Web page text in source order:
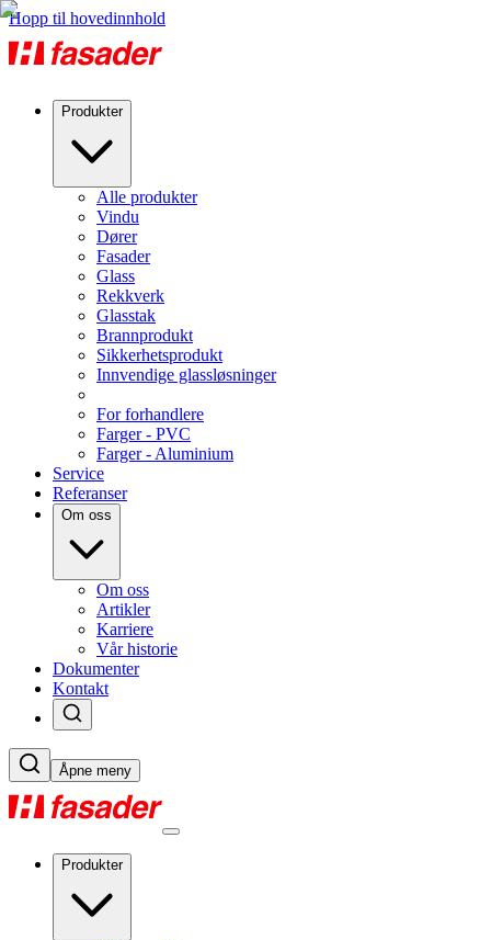
Hopp til hovedinnhold
Produkter
Alle produkter
Vindu
Dører
Fasader
Glass
Rekkverk
Glasstak
Brannprodukt
Sikkerhetsprodukt
Innvendige glassløsninger
For forhandlere
Farger - PVC
Farger - Aluminium
Service
Referanser
Om oss
Om oss
Artikler
Karriere
Vår historie
Dokumenter
Kontakt
Åpne meny
Produkter